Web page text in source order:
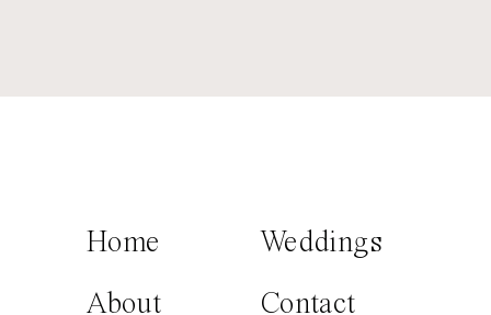
Contact
Weddings
About
Home